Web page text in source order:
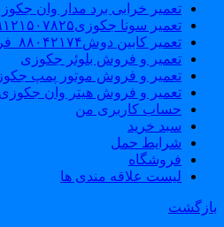
تعمیر خرابی برد مدار وان جکوزی
تعمیر سونا جکوزی۰۹۱۲۱۵۰۷۸۲۵#| Sauna | Jacuzzi
تعمیر کابین دوش۸۸۰۴۲۱۷۴_فروش کابین دوش
تعمیر و فروش بلوئر جکوزی
تعمیر و فروش موتور پمپ جکوزی
تعمیر و فروش هیتر وان جکوزی
حساب کاربری من
سبد خرید
شرایط حمل
فروشگاه
لیست علاقه مندی ها